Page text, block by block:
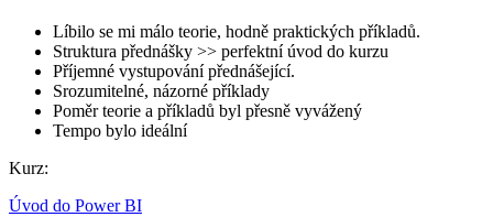
Líbilo se mi málo teorie, hodně praktických příkladů.
Struktura přednášky >> perfektní úvod do kurzu
Příjemné vystupování přednášející.
Srozumitelné, názorné příklady
Poměr teorie a příkladů byl přesně vyvážený
Tempo bylo ideální
Kurz:
Úvod do Power BI